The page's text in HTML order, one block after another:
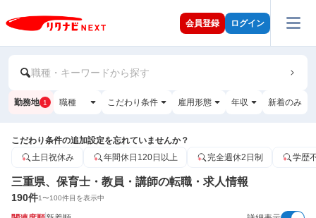
会員登録 ログイン
職種・キーワードから探す
勤務地 1 職種 こだわり条件 雇用形態 年収 新着のみ
こだわり条件の追加設定を忘れていませんか？
土日祝休み
年間休日120日以上 完全週休2日制 学歴
三重県、保育士・教員・講師の転職・求人情報
190件1〜100件目を表示中